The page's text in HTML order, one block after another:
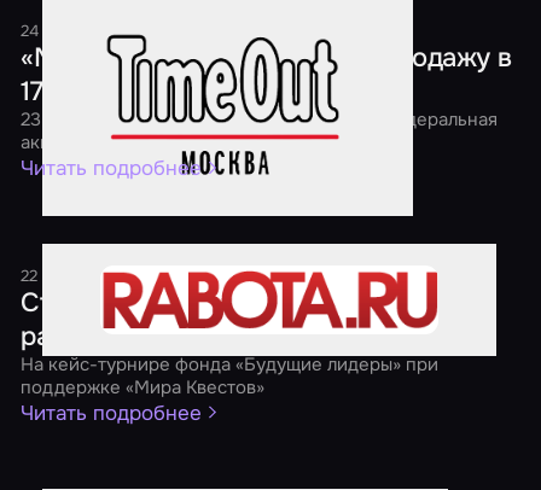
24 ноября 20181 минута
«Мир Квестов» проведет распродажу в
17 городах страны
23 ноября в 7:00 утра в России начнется федеральная
акция «Black Friday Квесты 2018»
Читать подробнее
22 мая 20181 минута
Студенты предложили свое видение
развития рынка коворкингов
На кейс-турнире фонда «Будущие лидеры» при
поддержке «Мира Квестов»
Читать подробнее